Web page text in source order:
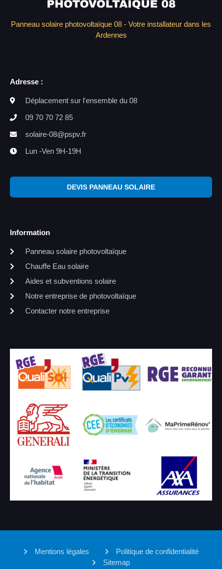
Panneau solaire photovoltaïque 08 - Votre installateur dans les
Ardennes
Adresse :
Déplacement sur l'ensemble du 08
09 70 70 72 85
solaire-08@pspv.fr
Lun -Ven 9H-19H
DEVIS PANNEAU SOLAIRE
Information
Panneau solaire photovoltaïque
Chauffe Eau solaire
Aides et subventions solaire
Notre entreprise de photovoltaïque
Contacter notre entreprise
Mentions légales
Politique de confidentialité
Sitemap